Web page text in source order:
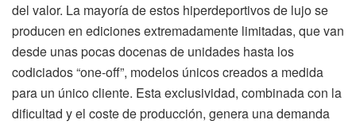
del valor. La mayoría de estos hiperdeportivos de lujo se
producen en ediciones extremadamente limitadas, que van
desde unas pocas docenas de unidades hasta los
codiciados “one-off”, modelos únicos creados a medida
para un único cliente. Esta exclusividad, combinada con la
dificultad y el coste de producción, genera una demanda